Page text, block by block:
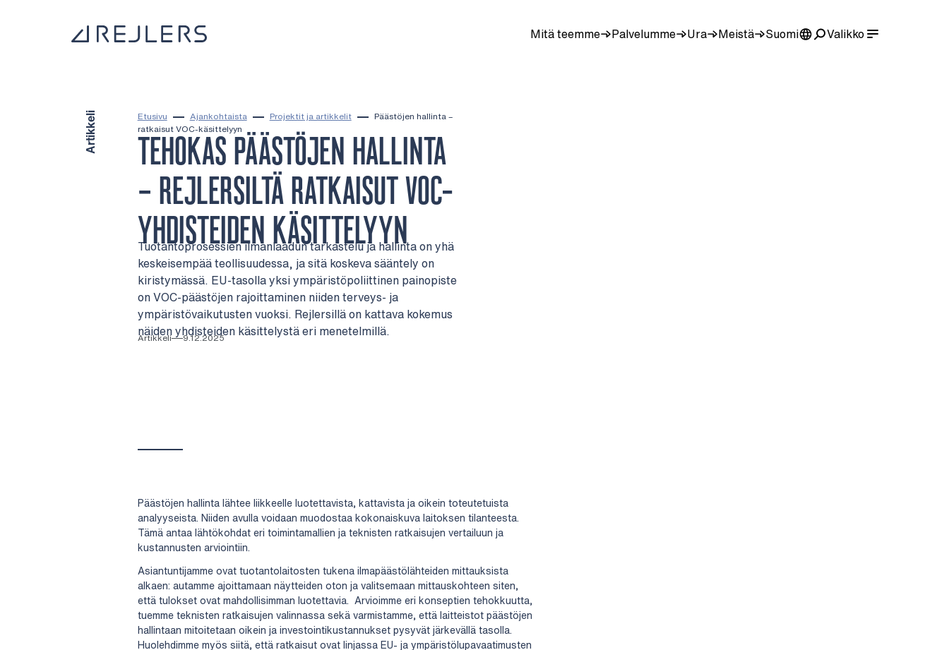
Mitä teemme Palvelumme Ura Meistä Suomi Valikko
Etusivu Ajankohtaista Projektit ja artikkelit
Päästöjen hallinta –
ratkaisut VOC-käsittelyyn
TEHOKAS PÄÄSTÖJEN HALLINTA
– REJLERSILTÄ RATKAISUT VOC-
YHDISTEIDEN KÄSITTELYYN
Artikkeli
Tuotantoprosessien ilmanlaadun tarkastelu ja hallinta on yhä
keskeisempää teollisuudessa, ja sitä koskeva sääntely on
kiristymässä. EU-tasolla yksi ympäristöpoliittinen painopiste
on VOC-päästöjen rajoittaminen niiden terveys- ja
ympäristövaikutusten vuoksi. Rejlersillä on kattava kokemus
näiden yhdisteiden käsittelystä eri menetelmillä.
Artikkeli 9.12.2025
Päästöjen hallinta lähtee liikkeelle luotettavista, kattavista ja oikein toteutetuista
analyyseista. Niiden avulla voidaan muodostaa kokonaiskuva laitoksen tilanteesta.
Tämä antaa lähtökohdat eri toimintamallien ja teknisten ratkaisujen vertailuun ja
kustannusten arviointiin.
Asiantuntijamme ovat tuotantolaitosten tukena ilmapäästölähteiden mittauksista
alkaen: autamme ajoittamaan näytteiden oton ja valitsemaan mittauskohteen siten,
että tulokset ovat mahdollisimman luotettavia. Arvioimme eri konseptien tehokkuutta,
tuemme teknisten ratkaisujen valinnassa sekä varmistamme, että laitteistot päästöjen
hallintaan mitoitetaan oikein ja investointikustannukset pysyvät järkevällä tasolla.
Huolehdimme myös siitä, että ratkaisut ovat linjassa EU- ja ympäristölupavaatimusten